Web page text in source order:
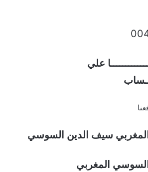
علي
المغربي سيف الدين السوسي
السوسي المغربي